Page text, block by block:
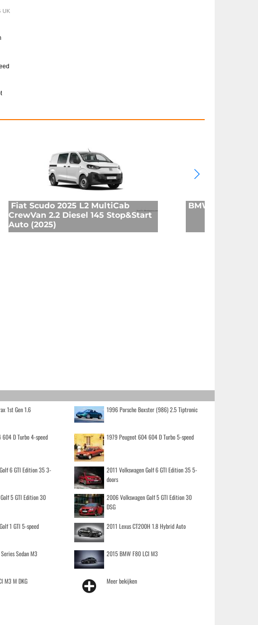
UK
Fiat Scudo 2025 L2 MultiCab
CrewVan 2.2 Diesel 145 Stop&Start
Auto (2025)
BMW 329
1st Gen 1.6 1996 Porsche Boxster (986) 2.5 Tiptronic
D Turbo 4-speed 1979 Peugeot 604 604 D Turbo 5-speed
6 GTI Edition 35 3-
2011 Volkswagen Golf 6 GTI Edition 35 5-
doors
5 GTI Edition 30
2006 Volkswagen Golf 5 GTI Edition 30
DSG
1 GTI 5-speed 2011 Lexus CT200H 1.8 Hybrid Auto
Sedan M3 2015 BMW F80 LCI M3
M3 M DKG Meer bekijken